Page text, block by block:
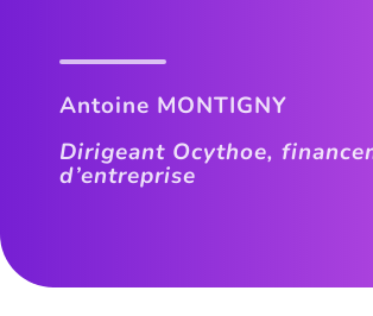
Antoine MONTIGNY
Dirigeant Ocythoe,
d’entreprise